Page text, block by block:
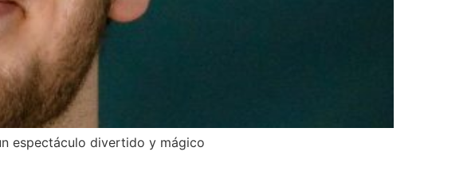
espectáculo divertido y mágico